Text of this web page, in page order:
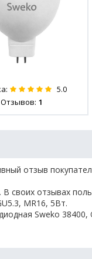
5.0
Отзывов: 1
отзыв
своих отзывах
MR16, 5Вт.
Sweko